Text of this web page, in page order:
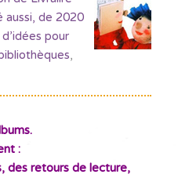
aussi, de 2020
pour
,
:
des retours de lecture,